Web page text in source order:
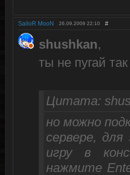
SailoR MooN 26.09.2009 22:10 #
shushkan,
ты не пугай
Цитата:
но можно
сервере,
игру в
нажмите